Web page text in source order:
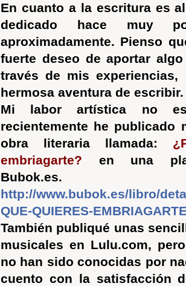
En cuanto a la escritura es
dedicado hace muy
aproximadamente. Pienso
fuerte deseo de aportar
través de mis
hermosa aventura de escribir.
Mi labor artística no
recientemente he publicado
obra literaria llamada:
embriagarte? en una
Bubok.es.
http://www.bubok.es/libro/
QUE-QUIERES-
También publiqué unas
musicales en Lulu.com,
no han sido conocidas por
cuento con la satisfacción